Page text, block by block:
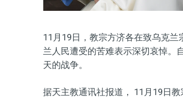
11月19日，教宗方济各在致乌克兰
兰人民遭受的苦难表示深切哀悼。
天的战争。
据天主教通讯社报道， 11月19日